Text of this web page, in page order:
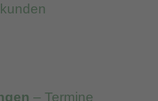
– Termine